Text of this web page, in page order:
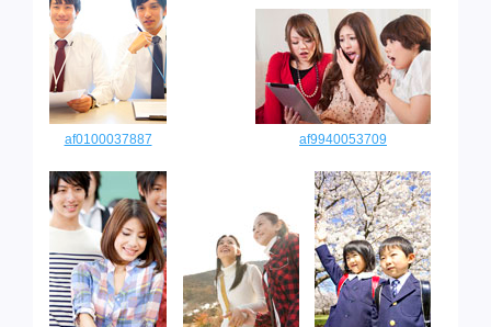
af0100037887 af9940053709